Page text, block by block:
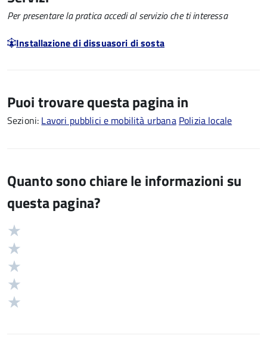
Per presentare la pratica accedi al servizio che ti interessa
Installazione di dissuasori di sosta
Puoi trovare questa pagina in
Sezioni: Lavori pubblici e mobilità urbana Polizia locale
Quanto sono chiare le informazioni su
questa pagina?
Valutazione